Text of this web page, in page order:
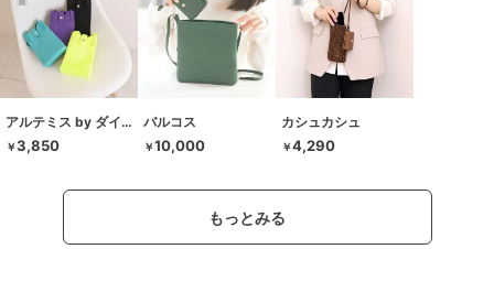
アルテミス by ダイアナ
￥3,850
バルコス
￥10,000
カシュカシュ
￥4,290
もっとみる